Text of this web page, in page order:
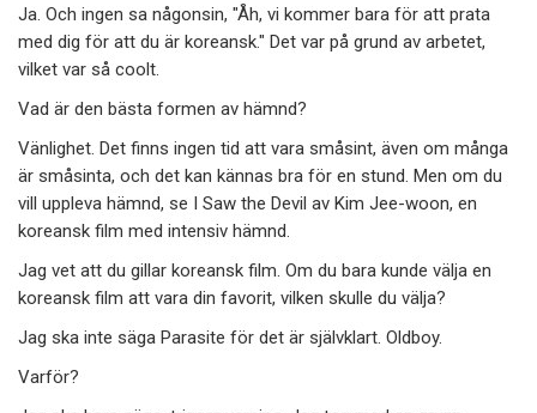
Ja. Och ingen sa någonsin, "Åh, vi kommer bara för att prata
med dig för att du är koreansk." Det var på grund av arbetet,
vilket var så coolt.
Vad är den bästa formen av hämnd?
Vänlighet. Det finns ingen tid att vara småsint, även om många
är småsinta, och det kan kännas bra för en stund. Men om du
vill uppleva hämnd, se I Saw the Devil av Kim Jee-woon, en
koreansk film med intensiv hämnd.
Jag vet att du gillar koreansk film. Om du bara kunde välja en
koreansk film att vara din favorit, vilken skulle du välja?
Jag ska inte säga Parasite för det är självklart. Oldboy.
Varför?